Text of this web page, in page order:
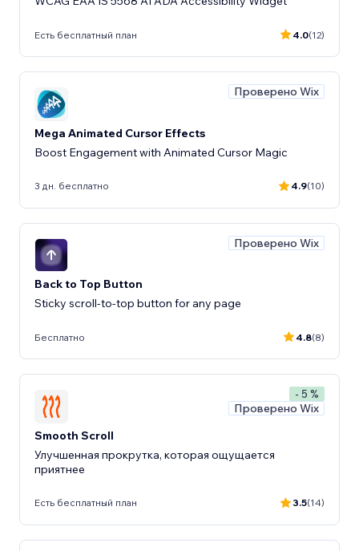
Есть бесплатный план 4.0(12)
Проверено Wix
Mega Animated Cursor Effects
Boost Engagement with Animated Cursor Magic
3 дн. бесплатно 4.9(10)
Проверено Wix
Back to Top Button
Sticky scroll-to-top button for any page
Бесплатно 4.8(8)
- 5 %
Проверено Wix
Smooth Scroll
Улучшенная прокрутка, которая ощущается
приятнее
Есть бесплатный план 3.5(14)